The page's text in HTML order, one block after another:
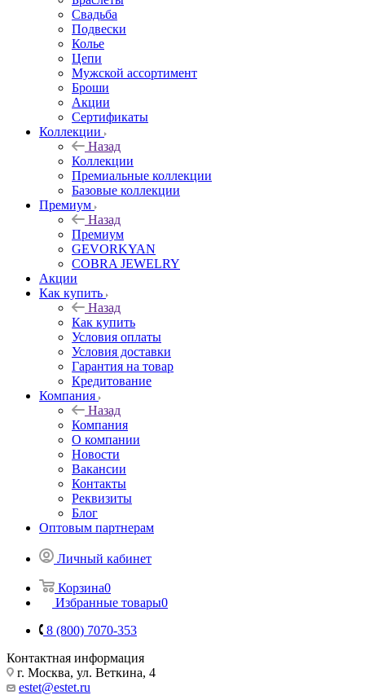
Свадьба
Подвески
Колье
Цепи
Мужской ассортимент
Броши
Акции
Сертификаты
Коллекции
Назад
Коллекции
Премиальные коллекции
Базовые коллекции
Премиум
Назад
Премиум
GEVORKYAN
COBRA JEWELRY
Акции
Как купить
Назад
Как купить
Условия оплаты
Условия доставки
Гарантия на товар
Кредитование
Компания
Назад
Компания
О компании
Новости
Вакансии
Контакты
Реквизиты
Блог
Оптовым партнерам
Личный кабинет
Корзина0
Избранные товары0
8 (800) 7070-353
Контактная информация
г. Москва, ул. Веткина, 4
estet@estet.ru